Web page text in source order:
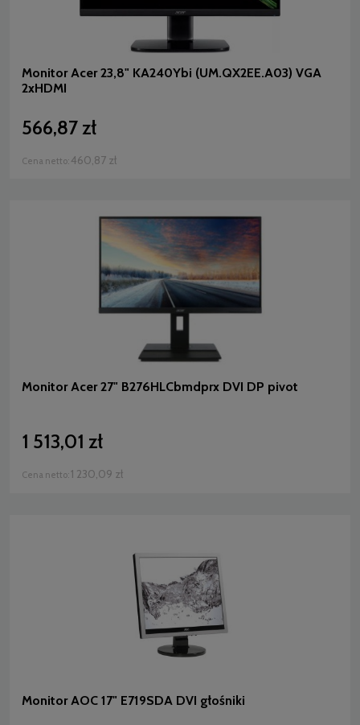
Monitor Acer 23,8" KA240Ybi (UM.QX2EE.A03) VGA
2xHDMI
566,87 zł
Cena netto: 460,87 zł
Monitor Acer 27" B276HLCbmdprx DVI DP pivot
1 513,01 zł
Cena netto: 1 230,09 zł
Monitor AOC 17" E719SDA DVI głośniki